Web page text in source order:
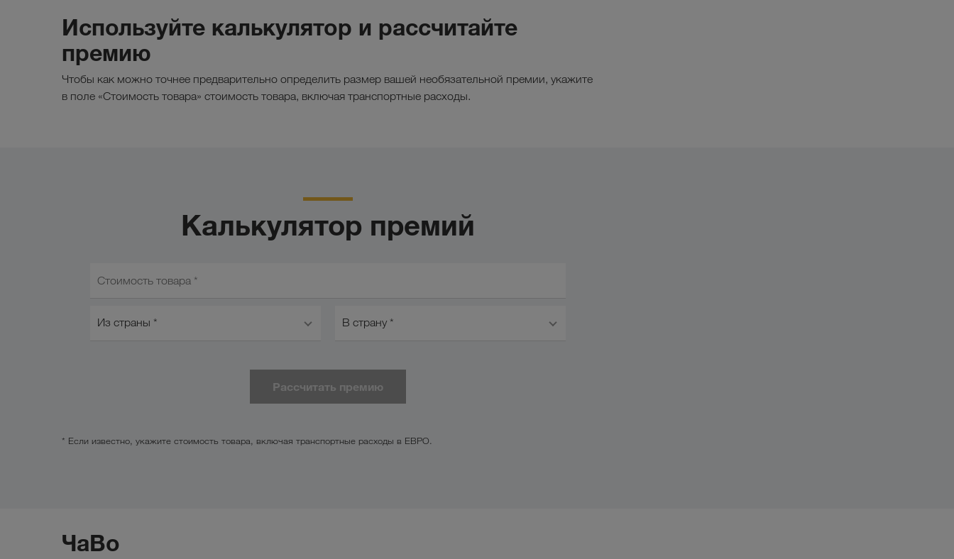
Используйте калькулятор и рассчитайте
премию
Чтобы как можно точнее предварительно определить размер вашей необязательной премии, укажите
в поле «Стоимость товара» стоимость товара, включая транспортные расходы.
Калькулятор премий
Стоимость товара *
Из страны * В страну *
Рассчитать премию
* Если известно, укажите стоимость товара, включая транспортные расходы в ЕВРО.
ЧаВо